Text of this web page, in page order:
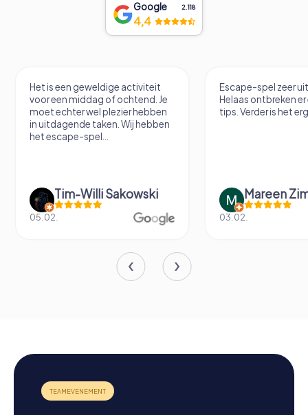
Google 2.118
4,4
Het is een geweldige activiteit
voor een middag of ochtend. Je
moet echter wel plezier hebben
in uitdagende taken. Wij hebben
het escape-spel...
Tim-Willi Sakowski
05.02.
Escape-spel zeer
Helaas ontbreken er
tips. Verder is het
Mareen
03.02.